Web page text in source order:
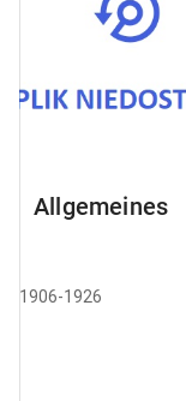
Allgemeines
1906-1926